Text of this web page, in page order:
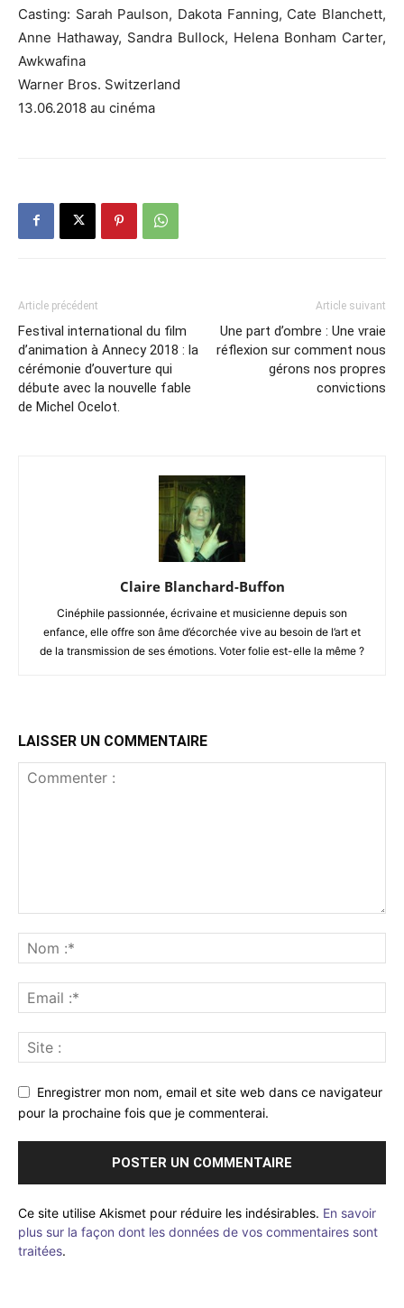
Casting: Sarah Paulson, Dakota Fanning, Cate Blanchett,
Anne Hathaway, Sandra Bullock, Helena Bonham Carter,
Awkwafina
Warner Bros. Switzerland
13.06.2018 au cinéma
Article précédent
Festival international du film
d’animation à Annecy 2018 : la
cérémonie d’ouverture qui
débute avec la nouvelle fable
de Michel Ocelot.
Article suivant
Une part d’ombre : Une vraie
réflexion sur comment nous
gérons nos propres
convictions
Claire Blanchard-Buffon
Cinéphile passionnée, écrivaine et musicienne depuis son
enfance, elle offre son âme d’écorchée vive au besoin de l’art et
de la transmission de ses émotions. Voter folie est-elle la même ?
LAISSER UN COMMENTAIRE
Enregistrer mon nom, email et site web dans ce navigateur
pour la prochaine fois que je commenterai.
Ce site utilise Akismet pour réduire les indésirables. En savoir
plus sur la façon dont les données de vos commentaires sont
traitées.